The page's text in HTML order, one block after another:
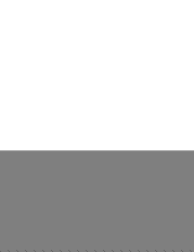
Griff - ein toller